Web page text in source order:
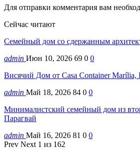
Для отправки комментария вам
Сейчас читают
Семейный дом со сдержанным
admin Июн 10, 2026 69 0 0
Висячий Дом от Casa Container Marília,
admin Май 18, 2026 84 0 0
Минималистский семейный дом из
Парагвай
admin Май 16, 2026 81 0 0
Prev Next 1 из 162